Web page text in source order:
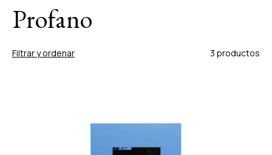
Profano
Filtrar y ordenar 3 productos